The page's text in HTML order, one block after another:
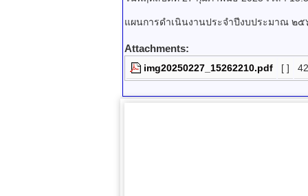
แผนการดำเนินงานประจำปีงบประมาณ ๒
Attachments:
img20250227_15262210.pdf [ ]